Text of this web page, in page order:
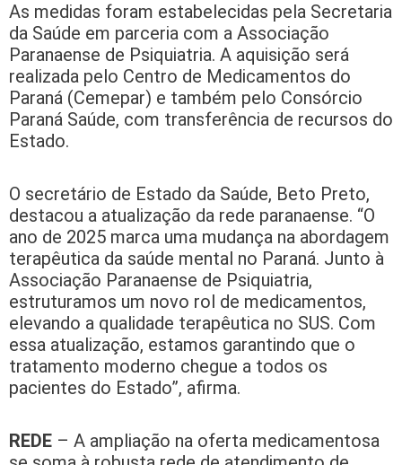
As medidas foram estabelecidas pela Secretaria
da Saúde em parceria com a Associação
Paranaense de Psiquiatria. A aquisição será
realizada pelo Centro de Medicamentos do
Paraná (Cemepar) e também pelo Consórcio
Paraná Saúde, com transferência de recursos do
Estado.
O secretário de Estado da Saúde, Beto Preto,
destacou a atualização da rede paranaense. “O
ano de 2025 marca uma mudança na abordagem
terapêutica da saúde mental no Paraná. Junto à
Associação Paranaense de Psiquiatria,
estruturamos um novo rol de medicamentos,
elevando a qualidade terapêutica no SUS. Com
essa atualização, estamos garantindo que o
tratamento moderno chegue a todos os
pacientes do Estado”, afirma.
REDE – A ampliação na oferta medicamentosa